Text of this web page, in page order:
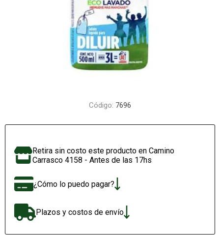
Código: 7696
Retira sin costo este producto en Camino
Carrasco 4158 - Antes de las 17hs
¿Cómo lo puedo pagar?
Plazos y costos de envío